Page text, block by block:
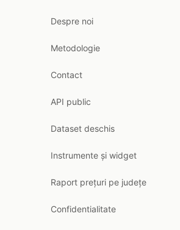
Despre noi
Metodologie
Contact
API public
Dataset deschis
Instrumente și widget
Raport prețuri pe județe
Confidentialitate